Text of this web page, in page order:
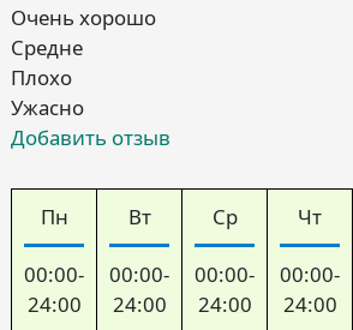
Очень хорошо
Средне
Плохо
Ужасно
Добавить отзыв
Пн
00:00-
24:00
Вт
00:00-
24:00
Ср
00:00-
24:00
Чт
00:00-
24:00